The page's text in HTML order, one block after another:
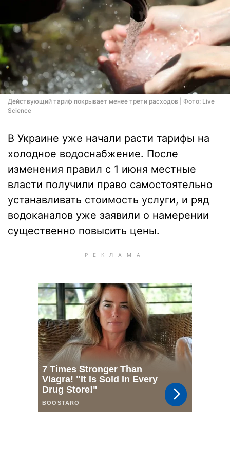
Действующий тариф покрывает менее трети расходов | Фото: Live
Science
В Украине уже начали расти тарифы на
холодное водоснабжение. После
изменения правил с 1 июня местные
власти получили право самостоятельно
устанавливать стоимость услуги, и ряд
водоканалов уже заявили о намерении
существенно повысить цены.